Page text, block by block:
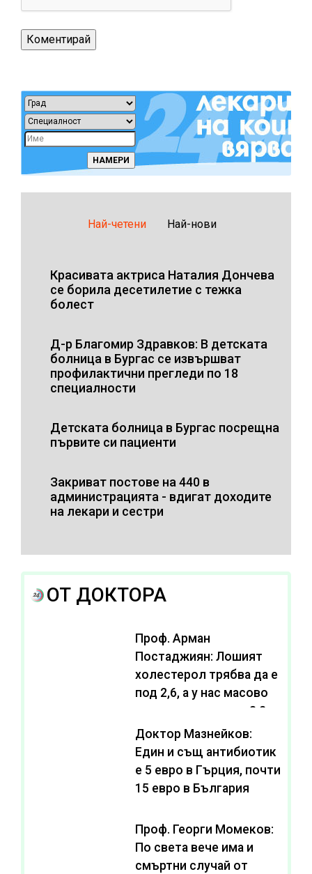
Най-четени Най-нови
Красивата актриса Наталия Дончева
се борила десетилетие с тежка
болест
Д-р Благомир Здравков: В детската
болница в Бургас се извършват
профилактични прегледи по 18
специалности
Детската болница в Бургас посрещна
първите си пациенти
Закриват постове на 440 в
администрацията - вдигат доходите
на лекари и сестри
ОТ ДОКТОРА
Проф. Арман
Постаджиян: Лошият
холестерол трябва да е
под 2,6, а у нас масово
се живее с нива от 3,2
Доктор Мазнейков:
Един и същ антибиотик
e 5 евро в Гърция, почти
15 евро в България
Проф. Георги Момеков:
По света вече има и
смъртни случай от